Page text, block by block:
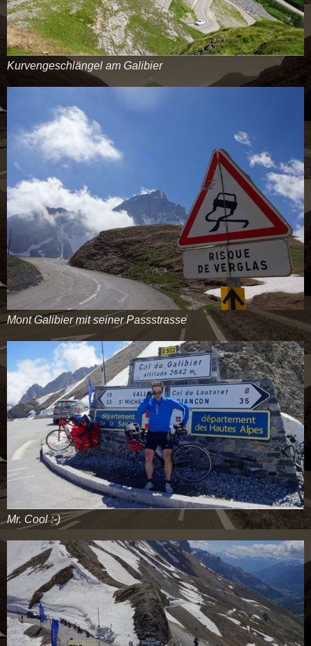
Kurvengeschlängel am Galibier
Mont Galibier mit seiner Passstrasse
Mr. Cool :-)